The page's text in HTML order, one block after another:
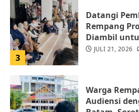
3
Datangi
Rempang
Diambil
JULI 21, 2026
Warga
Audiensi